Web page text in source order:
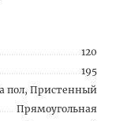
120
195
пол, Пристенный
Прямоугольная